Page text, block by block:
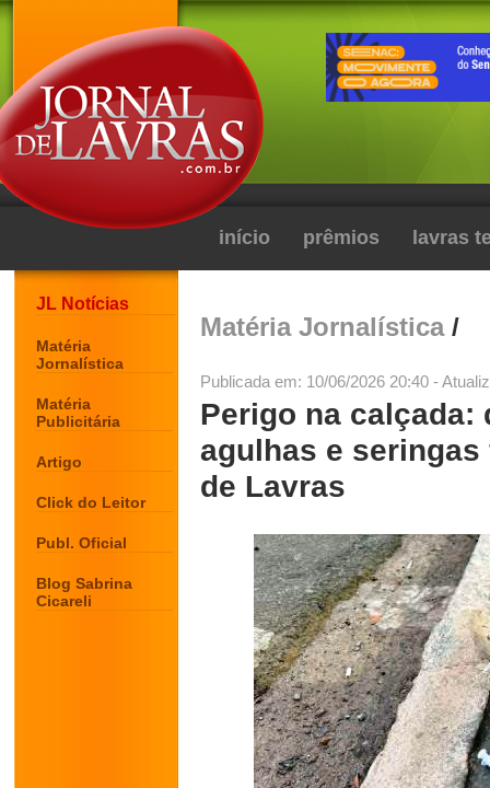
início prêmios lavras
JL Notícias
Matéria
Jornalística
Matéria
Publicitária
Artigo
Click do Leitor
Publ. Oficial
Blog Sabrina
Cicareli
Matéria Jornalística/
Publicada em: 10/06/2026 20:40 -
Perigo na calçada:
agulhas e
de Lavras